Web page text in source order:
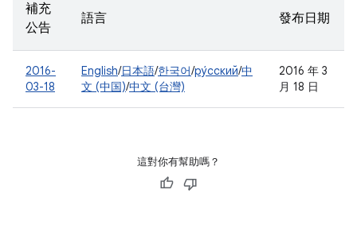
補充
公告
語言 發布日期
2016-
03-18
English/日本語/한국어/ру́сский/中
文 (中国)/中文 (台灣)
2016 年 3
月 18 日
這對你有幫助嗎？